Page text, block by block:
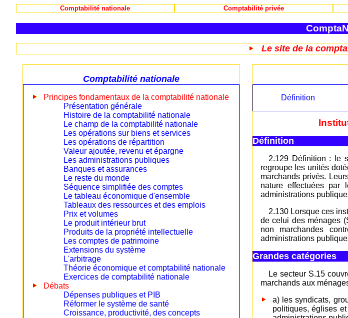
Comptabilité nationale Comptabilité privée
Le site de la
Définition
Définition
2.129 Définition : le
regroupe les unités
marchands privés.
nature effectuées par
administrations
2.130 Lorsque ces
de celui des ménages
non marchandes
administrations
Grandes catégories
Le secteur S.15
marchands aux
a) les syndicats,
politiques, églises
Comptabilité nationale
Principes fondamentaux de la comptabilité nationale
Présentation générale
Histoire de la comptabilité nationale
Le champ de la comptabilité nationale
Les opérations sur biens et services
Les opérations de répartition
Valeur ajoutée, revenu et épargne
Les administrations publiques
Banques et assurances
Le reste du monde
Séquence simplifiée des comptes
Le tableau économique d'ensemble
Tableaux des ressources et des emplois
Prix et volumes
Le produit intérieur brut
Produits de la propriété intellectuelle
Les comptes de patrimoine
Extensions du système
L'arbitrage
Théorie économique et comptabilité nationale
Exercices de comptabilité nationale
Débats
Dépenses publiques et PIB
Réformer le système de santé
Croissance, productivité, des concepts